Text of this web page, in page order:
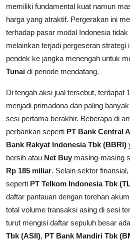
memiliki fundamental kuat namun
harga yang atraktif. Pergerakan ini
terhadap pasar modal Indonesia
melainkan terjadi pergeseran strategi
pendek ke jangka menengah untuk
Tunai di periode mendatang.
Di tengah aksi jual tersebut, terdapat
menjadi primadona dan paling
sesi pertama berakhir. Beberapa di
perbankan seperti PT Bank Central
Bank Rakyat Indonesia Tbk (BBRI)
bersih atau Net Buy masing-masing
Rp 185 miliar. Selain sektor
seperti PT Telkom Indonesia Tbk
daftar pantauan dengan torehan
total volume transaksi asing di sesi
turut mengisi daftar sepuluh besar
Tbk (ASII), PT Bank Mandiri Tbk